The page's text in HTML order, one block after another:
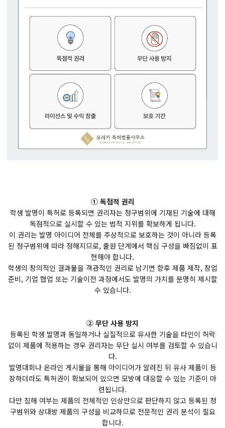
① 독점적 권리
학생 발명이 특허로 등록되면 권리자는 청구범위에 기재된 기술에 대해
독점적으로 실시할 수 있는 법적 지위를 확보하게 됩니다.
이 권리는 발명 아이디어 전체를 추상적으로 보호하는 것이 아니라 등록
된 청구범위에 따라 정해지므로, 출원 단계에서 핵심 구성을 빠짐없이 표
현해야 합니다.
학생의 창의적인 결과물을 객관적인 권리로 남기면 향후 제품 제작, 창업
준비, 기업 협업 또는 기술이전 과정에서도 발명의 가치를 분명히 제시할
수 있습니다.
② 무단 사용 방지
등록된 학생 발명과 동일하거나 실질적으로 유사한 기술을 타인이 허락
없이 제품에 적용하는 경우 권리자는 무단 실시 여부를 검토할 수 있습니
다.
발명대회나 온라인 게시물을 통해 아이디어가 알려진 뒤 유사 제품이 등
장하더라도 특허권이 확보되어 있으면 모방에 대응할 수 있는 기준이 마
련됩니다.
다만 침해 여부는 제품의 전체적인 인상만으로 판단하지 않고 등록된 청
구범위와 상대방 제품의 구성을 비교하므로 전문적인 권리 분석이 필요
합니다.